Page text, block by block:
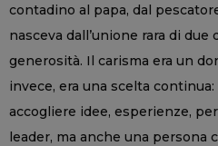
contadino al papa, dal
nasceva dall’unione rara di due
generosità. Il carisma era un
invece, era una scelta
accogliere idee, esperienze,
leader, ma anche una persona